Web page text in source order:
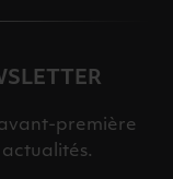
première